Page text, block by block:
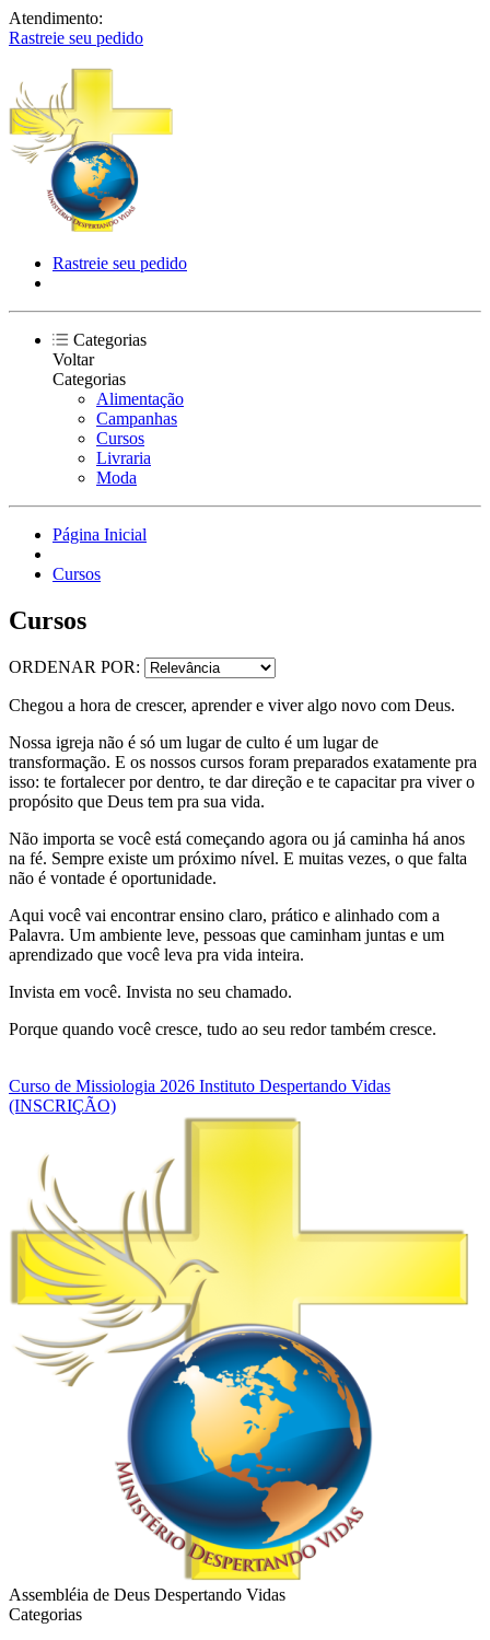
Atendimento:
Rastreie seu pedido
Rastreie seu pedido
Categorias
Voltar
Categorias
Alimentação
Campanhas
Cursos
Livraria
Moda
Página Inicial
Cursos
Cursos
ORDENAR POR:
Chegou a hora de crescer, aprender e viver algo novo com Deus.
Nossa igreja não é só um lugar de culto é um lugar de
transformação. E os nossos cursos foram preparados exatamente pra
isso: te fortalecer por dentro, te dar direção e te capacitar pra viver o
propósito que Deus tem pra sua vida.
Não importa se você está começando agora ou já caminha há anos
na fé. Sempre existe um próximo nível. E muitas vezes, o que falta
não é vontade é oportunidade.
Aqui você vai encontrar ensino claro, prático e alinhado com a
Palavra. Um ambiente leve, pessoas que caminham juntas e um
aprendizado que você leva pra vida inteira.
Invista em você. Invista no seu chamado.
Porque quando você cresce, tudo ao seu redor também cresce.
Curso de Missiologia 2026 Instituto Despertando Vidas
(INSCRIÇÃO)
Assembléia de Deus Despertando Vidas
Categorias